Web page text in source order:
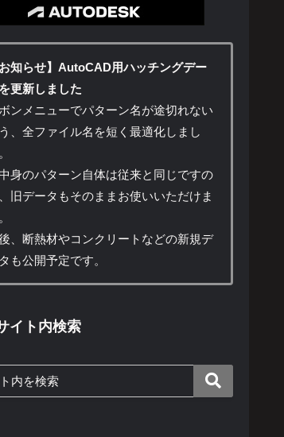
お知らせ】AutoCAD用ハッチングデー
更新しました
ンメニューでパターン名が途切れない
、全ファイル名を短く最適化しまし
身のパターン自体は従来と同じですの
旧データもそのままお使いいただけま
、断熱材やコンクリートなどの新規デ
も公開予定です。
イト内検索